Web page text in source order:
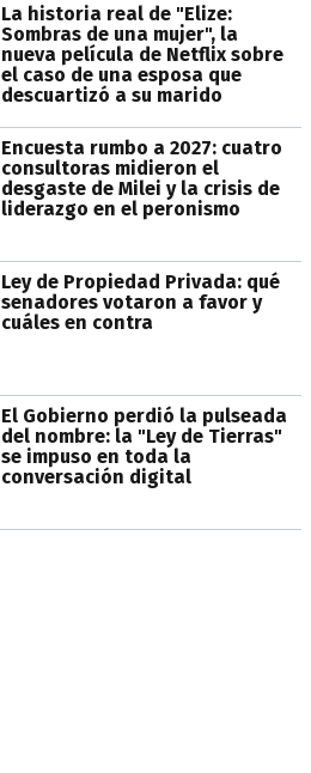
La historia real de "Elize:
Sombras de una mujer", la
nueva película de Netflix sobre
el caso de una esposa que
descuartizó a su marido
Encuesta rumbo a 2027: cuatro
consultoras midieron el
desgaste de Milei y la crisis de
liderazgo en el peronismo
Ley de Propiedad Privada: qué
senadores votaron a favor y
cuáles en contra
El Gobierno perdió la pulseada
del nombre: la "Ley de Tierras"
se impuso en toda la
conversación digital